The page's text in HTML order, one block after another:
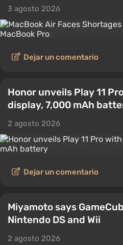
3 agosto 2026
Dejar un comentario
Honor unveils Play 11
display, 7,000 mAh
2 agosto 2026
Dejar un comentario
Miyamoto says
Nintendo DS and Wii
2 agosto 2026